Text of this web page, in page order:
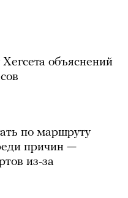
объяснений
по маршруту
причин —
из-за